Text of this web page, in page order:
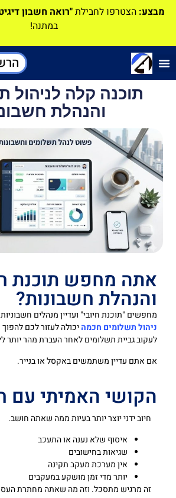
מבצע: הצטרפו לחבילת"רואה חשבון
במתנה!
תוכנה קלה לניהול
והנהלת
אתה מחפש תוכנת
והנהלת חשבונות?
מחפשים "תוכנת חיובי" ועדיין מנהלים חשבוניות
ניהול תשלומים חכמהיכולה לעזור לכם
לעקוב גביית תשלומים לאחר העברת מהר יותר
אם אתם עדיין משתמשים באקסל או בנייר.
הקושי האמיתי עם
חיוב ידני יוצר יותר בעיות ממה שאתה חושב.
איסוף שלא נענה או התעכב
שגיאות בחישובים
אין מערכת מעקב תקינה
יותר מדי זמן מושקע במעקבים
זה מרגיש מתסכל. וזה מה שאתה מחתרת